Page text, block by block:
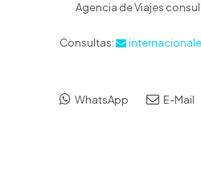
Agencia de Viajes
Consultas:
WhatsApp E-Mail